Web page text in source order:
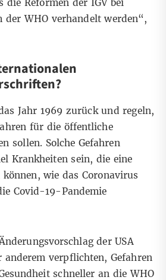
die Reformen der IGV bei
der WHO verhandelt werden“,
Jahr 1969 zurückund regeln,
für die öffentliche
sollen. Solche Gefahren
Krankheiten sein, die eine
können, wie das Coronavirus
Covid-19-Pandemie
Änderungsvorschlag der USA
anderem verpflichten, Gefahren
schneller an die WHO